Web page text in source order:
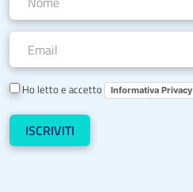
Ho letto e accetto Informativa Privacy